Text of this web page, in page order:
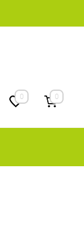
0 0